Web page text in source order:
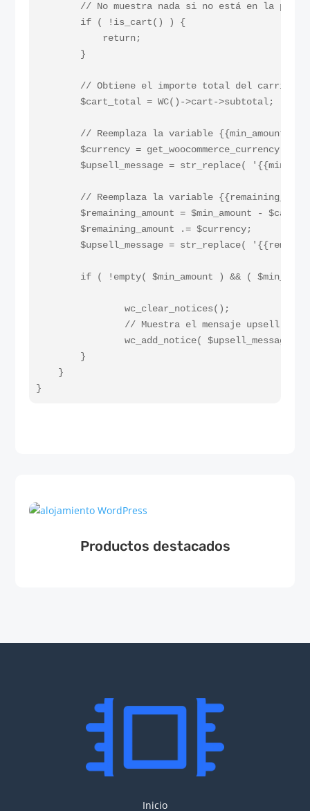
// No muestra nada si no está en la
        if ( !is_cart() ) {
            return;
        }
        // Obtiene el importe total del carrito
        $cart_total = WC()->cart->subtotal;
        // Reemplaza la variable {{min_amount}}
        $currency = get_woocommerce_currency();
$upsell_message = str_replace(
// Reemplaza la variable
$remaining_amount = $min_amount -
        $remaining_amount .= $currency;
$upsell_message = str_replace(
if ( !empty( $min_amount ) && (
                wc_clear_notices();
                // Muestra el mensaje upsell
wc_add_notice( $upsell_message,
        }
    }
}
Productos destacados
Inicio